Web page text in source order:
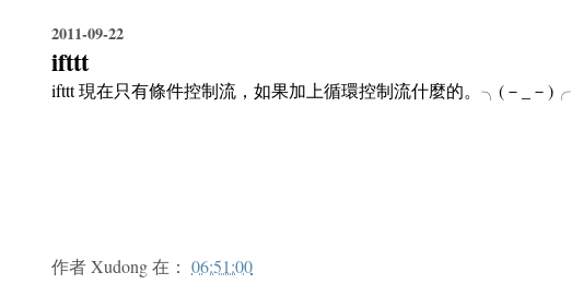
2011-09-22
ifttt
ifttt 現在只有條件控制流，如果加上循環控制流什麼的。╮(－_－)╭
作者Xudong在： 06:51:00